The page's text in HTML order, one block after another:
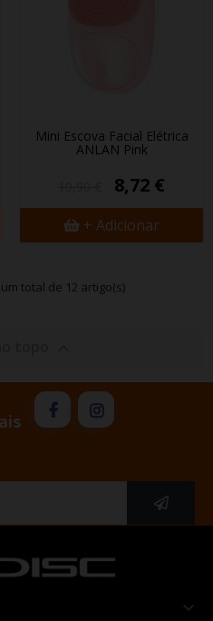
Mini Escova Facial Elétrica
ANLAN Pink
8,72 €
+ Adicionar
total de 12 artigo(s)
